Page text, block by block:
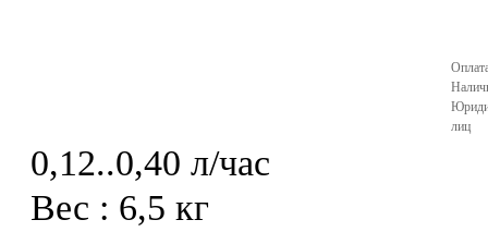
лиц
0,12..0,40 л/час
Вес : 6,5 кг